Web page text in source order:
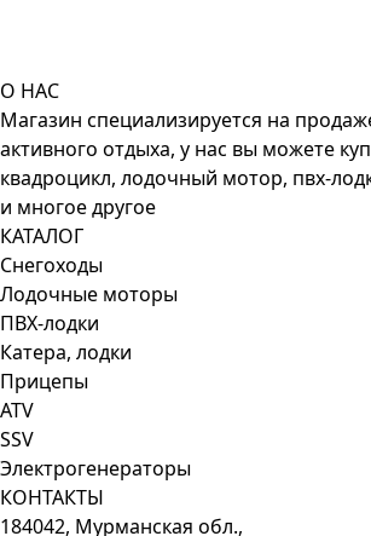
О НАС
Магазин специализируется на
активного отдыха, у нас вы можете
квадроцикл, лодочный мотор, пвх-
и многое другое
КАТАЛОГ
Снегоходы
Лодочные моторы
ПВХ-лодки
Катера, лодки
Прицепы
ATV
SSV
Электрогенераторы
КОНТАКТЫ
184042, Мурманская обл.,